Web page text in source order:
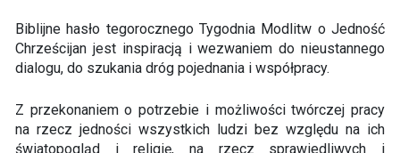
Biblijne hasło tegorocznego Tygodnia Modlitw o Jedność
Chrześcijan jest inspiracją i wezwaniem do nieustannego
dialogu, do szukania dróg pojednania i współpracy.
Z przekonaniem o potrzebie i możliwości twórczej pracy
na rzecz jedności wszystkich ludzi bez względu na ich
światopogląd i religię, na rzecz sprawiedliwych i